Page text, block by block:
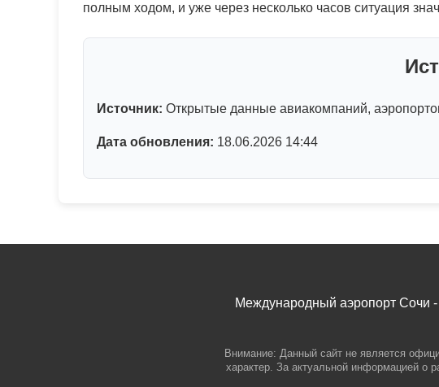
полным ходом, и уже через несколько часов ситуация
Источник: Открытые данные авиакомпаний,
Дата обновления: 18.06.2026 14:44
Международный аэропорт Сочи
Внимание: Данный сайт не является
характер. За актуальной информацией о